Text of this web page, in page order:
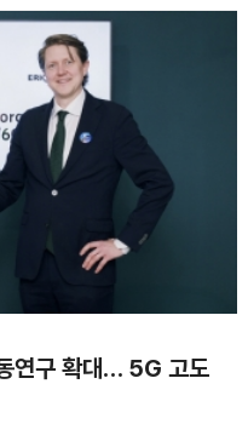
연구 확대… 5G 고도